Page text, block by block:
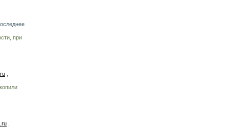
при